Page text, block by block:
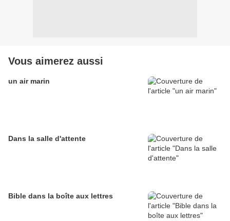
Vous aimerez aussi
un air marin
Dans la salle d'attente
Bible dans la boîte aux lettres